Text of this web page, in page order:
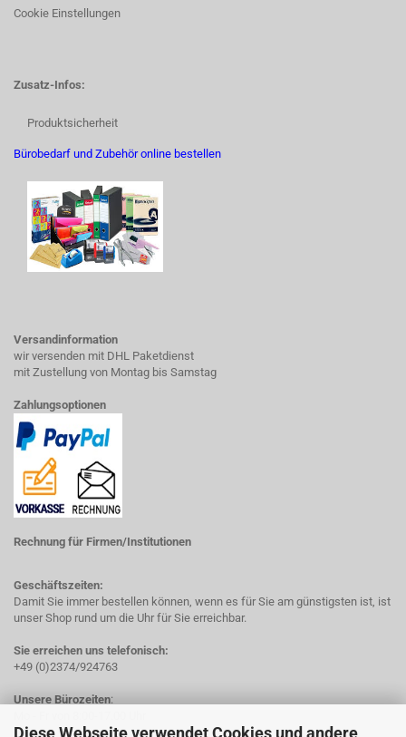
Diese Webseite verwendet Cookies und andere
Cookie Einstellungen
Zusatz-Infos:
Produktsicherheit
Bürobedarf und Zubehör online bestellen
Versandinformation
wir versenden mit DHL Paketdienst
mit Zustellung von Montag bis Samstag
Zahlungsoptionen
Rechnung für Firmen/Institutionen
Geschäftszeiten:
Damit Sie immer bestellen können, wenn es für Sie am günstigsten ist, ist
unser Shop rund um die Uhr für Sie erreichbar.
Sie erreichen uns telefonisch:
+49 (0)2374/924763
Unsere Bürozeiten: